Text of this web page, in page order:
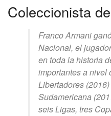
Coleccionista
Franco Armani
Nacional, el
en toda la historia
importantes a nivel
Libertadores
Sudamericana
seis Ligas, tres